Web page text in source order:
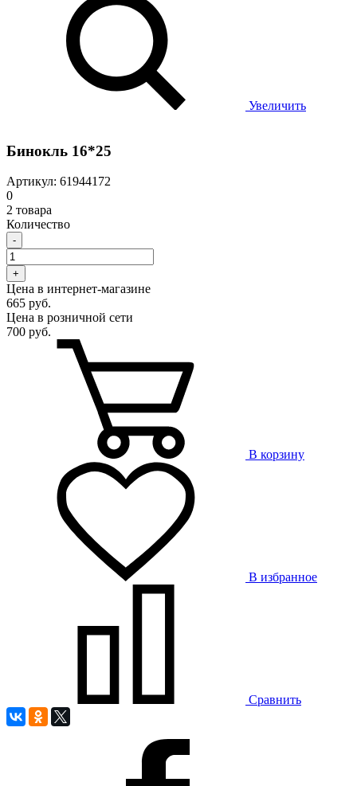
Увеличить
Бинокль 16*25
Артикул: 61944172
0
2 товара
Количество
-
+
Цена в интернет-магазине
665 руб.
Цена в розничной сети
700 руб.
В корзину
В избранное
Сравнить